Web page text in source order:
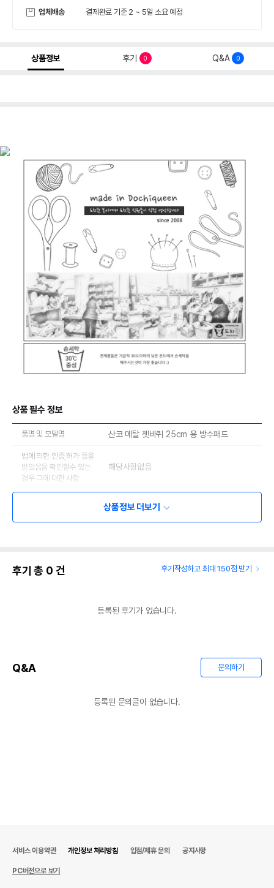
업체배송 결제완료 기준 2 ~ 5일 소요 예정
상품정보 후기 0 Q&A 0
상품 필수 정보
품명 및 모델명 산코 메탈 쳇바퀴 25cm 용 방수패드
법에 의한 인증,허가 등을
받았음을 확인할수 있는
경우 그에 대한 사항
해당사항없음
제조자,수입품의 경우
또는 소비자상담 관련
전화번호
어바웃펫//1644-9601
이후인 상품이 출고됩니다.
상품정보 더보기
후기 총 0 건 후기작성하고 최대 150점 받기
등록된 후기가 없습니다.
Q&A 문의하기
등록된 문의글이 없습니다.
서비스 이용약관 개인정보 처리방침 입점/제휴 문의 공지사항
PC버전으로 보기